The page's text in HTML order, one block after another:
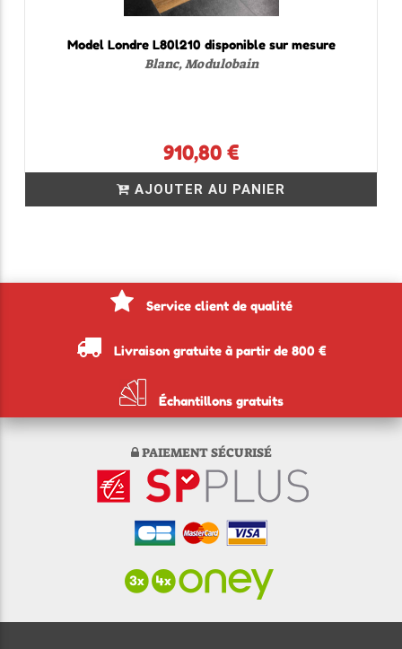
Model Londre L80l210 disponible sur mesure
Blanc, Modulobain
910,80 €
AJOUTER AU PANIER
Service client de qualité
Livraison gratuite à partir de 800 €
Échantillons gratuits
PAIEMENT SÉCURISÉ